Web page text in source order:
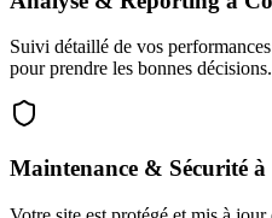
Suivi détaillé de vos
pour prendre les bonnes décisions.
Maintenance & Sécurité à